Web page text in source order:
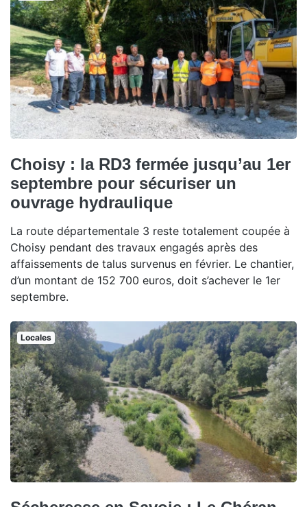
Choisy : la RD3 fermée jusqu’au 1er
septembre pour sécuriser un
ouvrage hydraulique
La route départementale 3 reste totalement coupée à
Choisy pendant des travaux engagés après des
affaissements de talus survenus en février. Le chantier,
d’un montant de 152 700 euros, doit s’achever le 1er
septembre.
Locales